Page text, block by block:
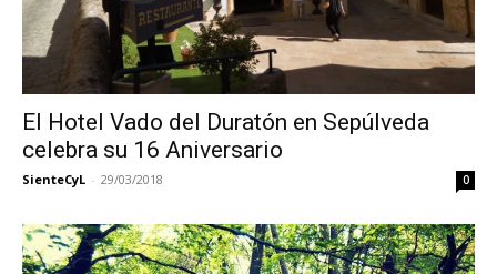
El Hotel Vado del Duratón en Sepúlveda
celebra su 16 Aniversario
SienteCyL - 29/03/2018 0